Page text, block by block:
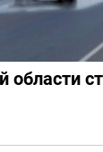
области